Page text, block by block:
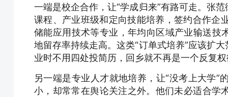
一端是校企合作，让“学成归来”有路可走。张
课程、产业班级和定向技能培养，签约合作企
储能应用技术等专业，年均向区域产业输送
地留存率持续走高。这类“订单式培养”应该扩
业时不用四处投简历，回乡就不再是一个反复
另一端是专业人才就地培养，让“没考上大学
小，却常常在舆论关注之外。他们未必适合学